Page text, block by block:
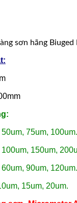
sơn hãng Biuged
75um, 100um.
150um,
90um, 120um.
15um, 20um.